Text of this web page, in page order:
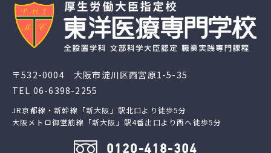
〒532-0004 大阪市淀川区西宮原1-5-35
TEL 06-6398-2255
JR京都線・新幹線「新大阪」駅北口より徒歩5分
大阪メトロ御堂筋線「新大阪」駅4番出口より西へ徒歩5分
0120-418-304